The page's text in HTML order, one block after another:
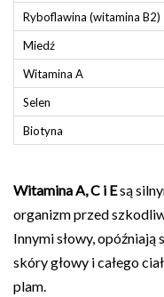
Ryboflawina (witamina B2)
Miedź
Witamina A
Selen
Biotyna
Witamina A, C i Esą
organizm przed
Innymi słowy,
skóry głowy i całego
plam.